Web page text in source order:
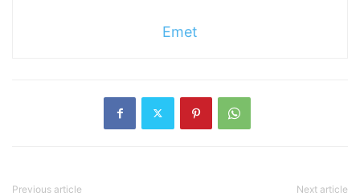
Emet
Previous article Next article